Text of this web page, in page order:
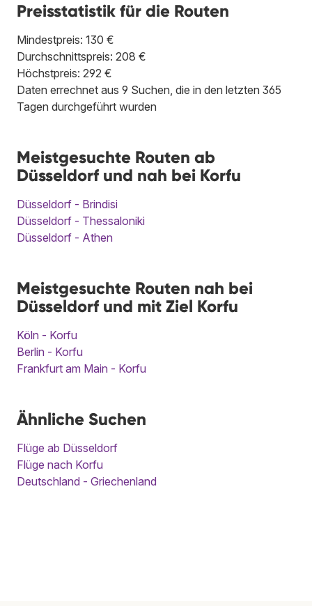
Preisstatistik für die Routen
Mindestpreis: 130 €
Durchschnittspreis: 208 €
Höchstpreis: 292 €
Daten errechnet aus 9 Suchen, die in den letzten 365
Tagen durchgeführt wurden
Meistgesuchte Routen ab
Düsseldorf und nah bei Korfu
Düsseldorf - Brindisi
Düsseldorf - Thessaloniki
Düsseldorf - Athen
Meistgesuchte Routen nah bei
Düsseldorf und mit Ziel Korfu
Köln - Korfu
Berlin - Korfu
Frankfurt am Main - Korfu
Ähnliche Suchen
Flüge ab Düsseldorf
Flüge nach Korfu
Deutschland - Griechenland